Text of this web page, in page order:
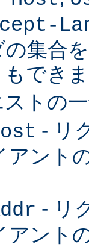
集合
でき
トの
- リ
アント
- リ
アント